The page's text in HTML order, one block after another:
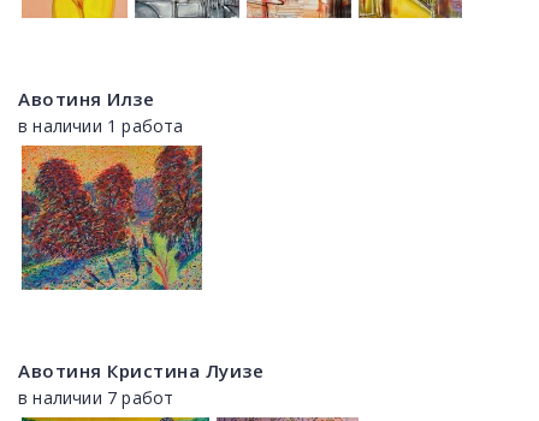
Авотиня Илзе
в наличии 1 работа
Авотиня Кристина Луизе
в наличии 7 работ